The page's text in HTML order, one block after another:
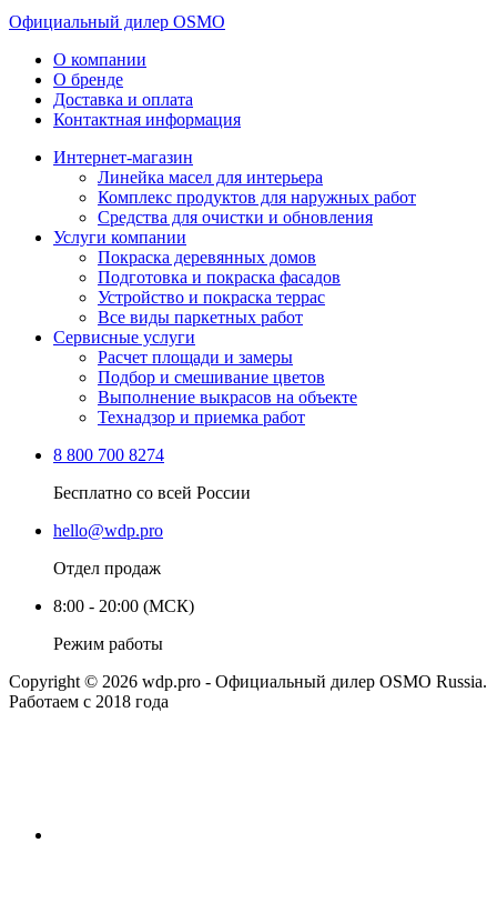
Официальный дилер OSMO
О компании
О бренде
Доставка и оплата
Контактная информация
Интернет-магазин
Линейка масел для интерьера
Комплекс продуктов для наружных работ
Средства для очистки и обновления
Услуги компании
Покраска деревянных домов
Подготовка и покраска фасадов
Устройство и покраска террас
Все виды паркетных работ
Сервисные услуги
Расчет площади и замеры
Подбор и смешивание цветов
Выполнение выкрасов на объекте
Технадзор и приемка работ
8 800 700 8274
Бесплатно со всей России
hello@wdp.pro
Отдел продаж
8:00 - 20:00 (МСК)
Режим работы
Copyright © 2026 wdp.pro - Официальный дилер OSMO Russia.
Работаем с 2018 года